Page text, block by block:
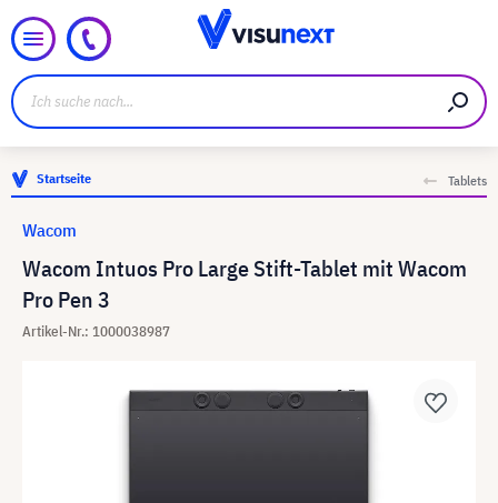
Startseite Tablets
Wacom Intuos Pro Large Stift-Tablet mit Wacom
Pro Pen 3
Artikel-Nr.: 1000038987
Wacom